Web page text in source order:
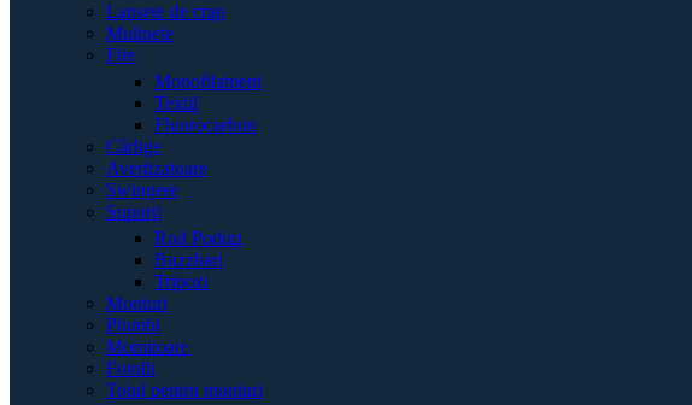
Lansete de crap
Mulinete
Fire
Monofilament
Textil
Fluorocarbon
Cârlige
Avertizatoare
Swingere
Suporți
Rod Poduri
Buzzbari
Tripozi
Monturi
Plumbi
Momitoare
Fotolii
Totul pentru monturi